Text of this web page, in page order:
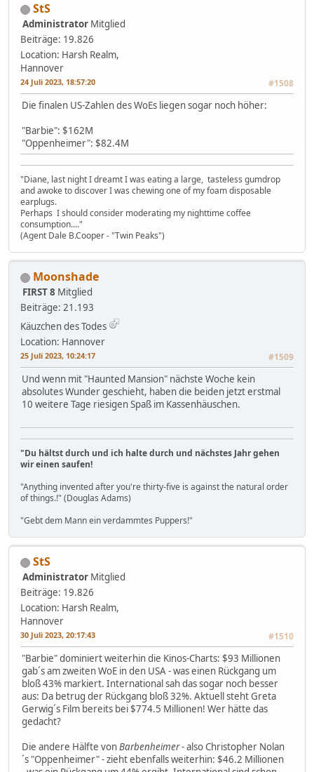
StS
Administrator Mitglied
Beiträge: 19.826
Location: Harsh Realm,
Hannover
24 Juli 2023, 18:57:20 #1508
Die finalen US-Zahlen des WoEs liegen sogar noch höher:
"Barbie": $162M
"Oppenheimer": $82.4M
"Diane, last night I dreamt I was eating a large, tasteless gumdrop
and awoke to discover I was chewing one of my foam disposable
earplugs.
Perhaps I should consider moderating my nighttime coffee
consumption...."
(Agent Dale B.Cooper - "Twin Peaks")
Moonshade
FIRST 8 Mitglied
Beiträge: 21.193
Käuzchen des Todes
Location: Hannover
25 Juli 2023, 10:24:17 #1509
Und wenn mit "Haunted Mansion" nächste Woche kein
absolutes Wunder geschieht, haben die beiden jetzt erstmal
10 weitere Tage riesigen Spaß im Kassenhäuschen.
"Du hältst durch und ich halte durch und nächstes Jahr gehen
wir einen saufen!
"Anything invented after you're thirty-five is against the natural order
of things.!" (Douglas Adams)
"Gebt dem Mann ein verdammtes Puppers!"
StS
Administrator Mitglied
Beiträge: 19.826
Location: Harsh Realm,
Hannover
30 Juli 2023, 20:17:43 #1510
"Barbie" dominiert weiterhin die Kinos-Charts: $93 Millionen
gab´s am zweiten WoE in den USA - was einen Rückgang um
bloß 43% markiert. International sah das sogar noch besser
aus: Da betrug der Rückgang bloß 32%. Aktuell steht Greta
Gerwig´s Film bereits bei $774.5 Millionen! Wer hätte das
gedacht?
Die andere Hälfte vonBarbenheimer- also Christopher Nolan
´s "Oppenheimer" - zieht ebenfalls weiterhin: $46.2 Millionen